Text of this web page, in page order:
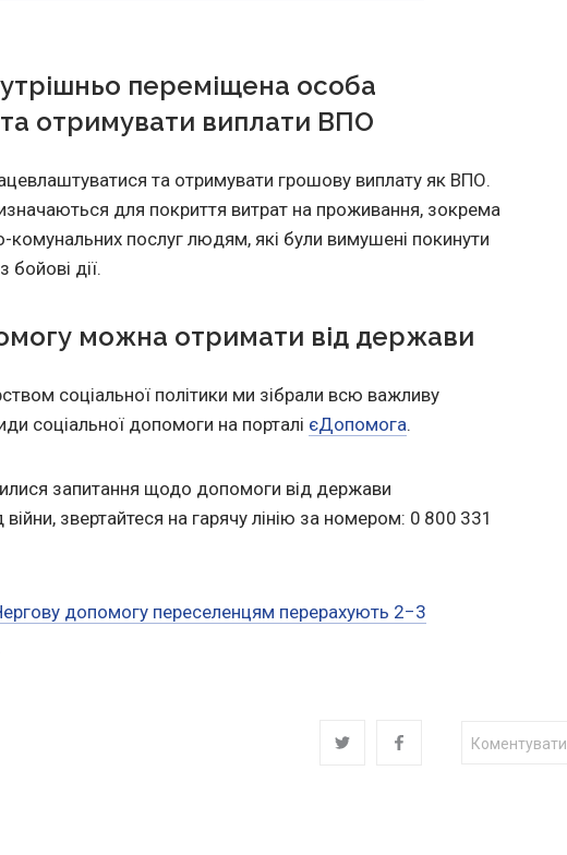
переміщена особа
отримувати виплати ВПО
та отримувати грошову виплату як ВПО.
для покриття витрат на проживання, зокрема
комунальних послуг людям, які були вимушені покинути
бойові дії.
можна отримати від держави
соціальної політики ми зібрали всю важливу
соціальної допомоги на порталі єДопомога.
запитання щодо допомоги від держави
звертайтеся на гарячу лінію за номером: 0 800 331
допомогу переселенцям перерахують 2−3
Коментувати